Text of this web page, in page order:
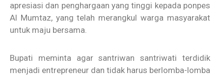
apresiasi dan penghargaan yang tinggi kepada ponpes
Al Mumtaz, yang telah merangkul warga masyarakat
untuk maju bersama.
Bupati meminta agar santriwan santriwati terdidik
menjadi entrepreneur dan tidak harus berlomba-lomba